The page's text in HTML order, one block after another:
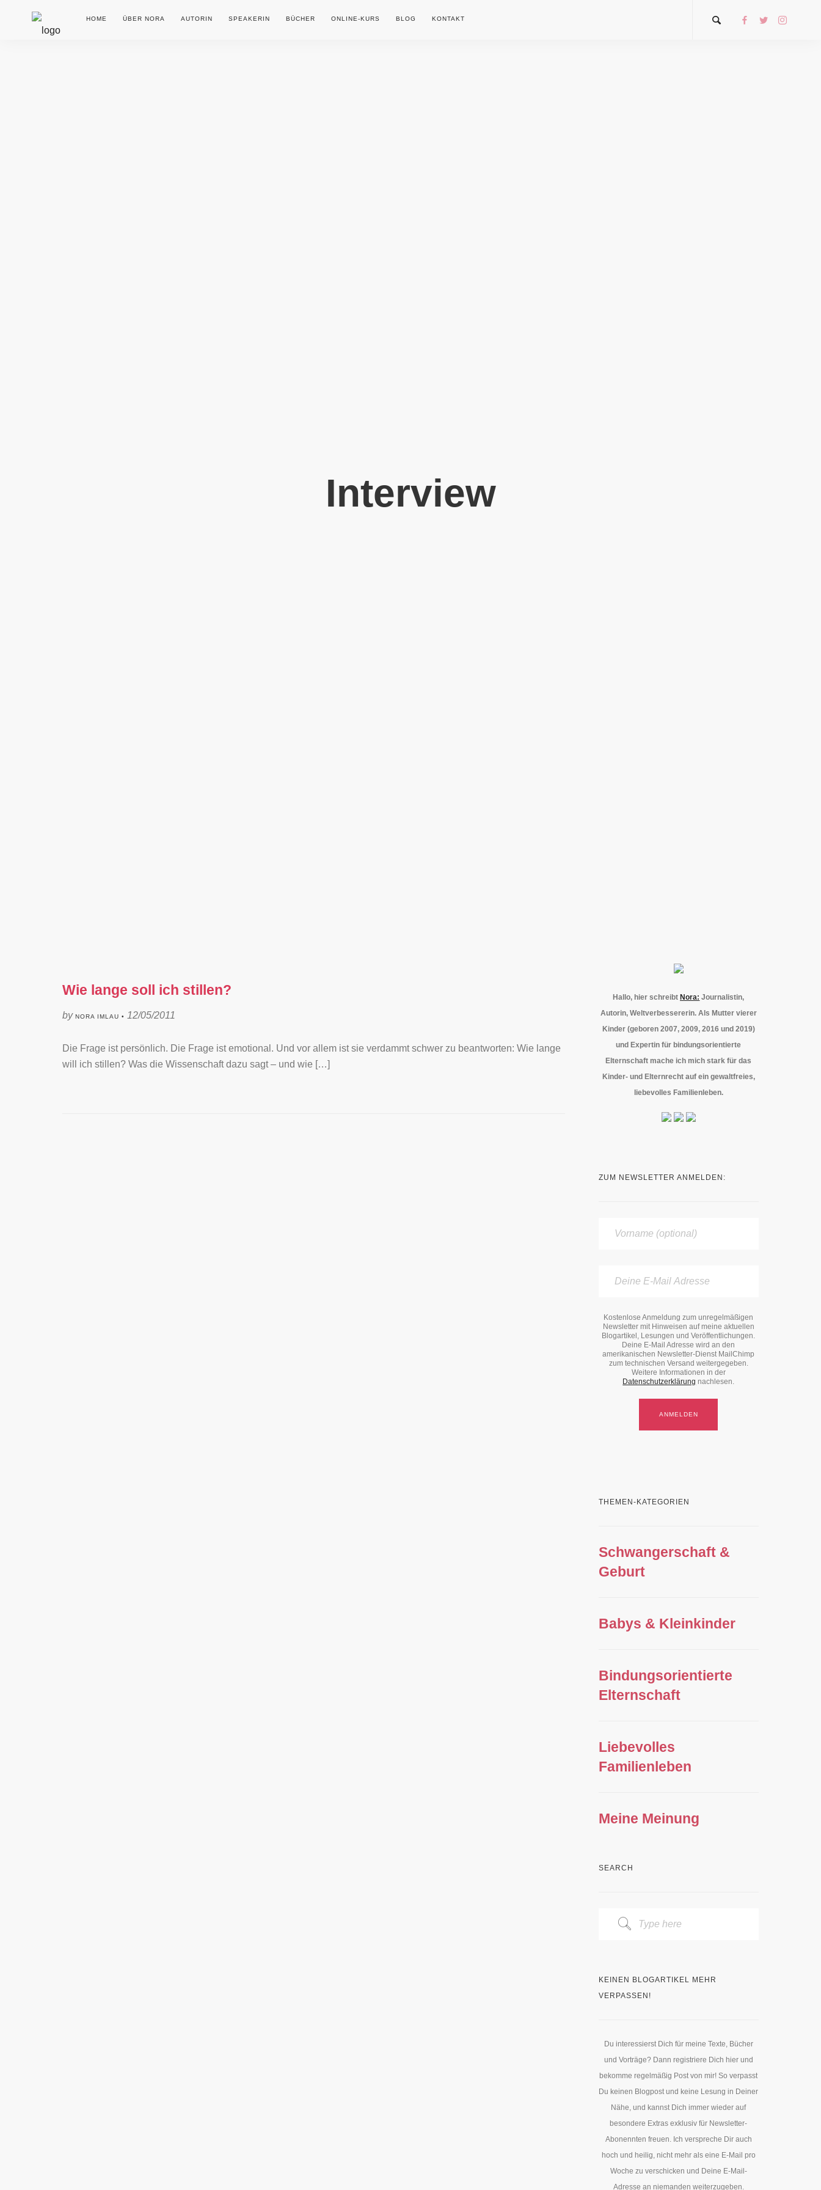
HOME ÜBER NORA AUTORIN SPEAKERIN BÜCHER ONLINE-KURS BLOG KONTAKT
Interview
Wie lange soll ich stillen?
by NORA IMLAU • 12/05/2011
Die Frage ist persönlich. Die Frage ist emotional. Und vor allem ist sie verdammt schwer zu beantworten: Wie lange
will ich stillen? Was die Wissenschaft dazu sagt – und wie […]
Hallo, hier schreibtNora: Journalistin,
Autorin, Weltverbessererin. Als Mutter vierer
Kinder (geboren 2007, 2009, 2016 und 2019)
und Expertin für bindungsorientierte
Elternschaft mache ich mich stark für das
Kinder- und Elternrecht auf ein gewaltfreies,
liebevolles Familienleben.
ZUM NEWSLETTER ANMELDEN:
Kostenlose Anmeldung zum unregelmäßigen
Newsletter mit Hinweisen auf meine aktuellen
Blogartikel, Lesungen und Veröffentlichungen.
Deine E-Mail Adresse wird an den
amerikanischen Newsletter-Dienst MailChimp
zum technischen Versand weitergegeben.
Weitere Informationen in der
Datenschutzerklärung nachlesen.
THEMEN-KATEGORIEN
Schwangerschaft &
Geburt
Babys & Kleinkinder
Bindungsorientierte
Elternschaft
Liebevolles
Familienleben
Meine Meinung
SEARCH
KEINEN BLOGARTIKEL MEHR
VERPASSEN!
Du interessierst Dich für meine Texte, Bücher
und Vorträge? Dann registriere Dich hier und
bekomme regelmäßig Post von mir! So verpasst
Du keinen Blogpost und keine Lesung in Deiner
Nähe, und kannst Dich immer wieder auf
besondere Extras exklusiv für Newsletter-
Abonennten freuen. Ich verspreche Dir auch
hoch und heilig, nicht mehr als eine E-Mail pro
Woche zu verschicken und Deine E-Mail-
Adresse an niemanden weiterzugeben.